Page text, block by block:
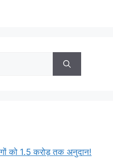
को 1.5 करोड़ तक अनुदान!